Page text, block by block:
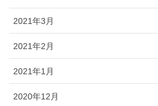
2021年3月
2021年2月
2021年1月
2020年12月